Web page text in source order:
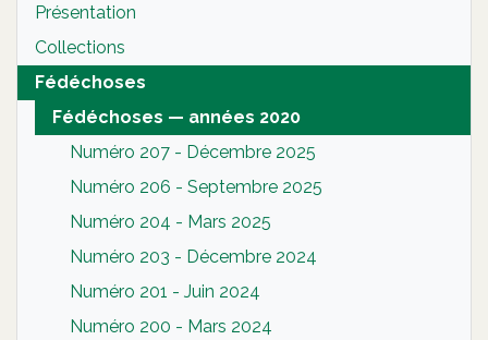
Présentation
Collections
Fédéchoses
Fédéchoses — années 2020
Numéro 207 - Décembre 2025
Numéro 206 - Septembre 2025
Numéro 204 - Mars 2025
Numéro 203 - Décembre 2024
Numéro 201 - Juin 2024
Numéro 200 - Mars 2024